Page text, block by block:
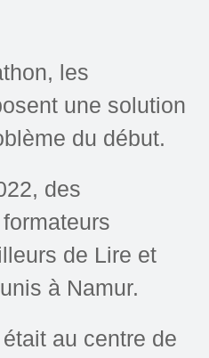
les
une solution
du début.
des
de Lire et
à Namur.
au centre de